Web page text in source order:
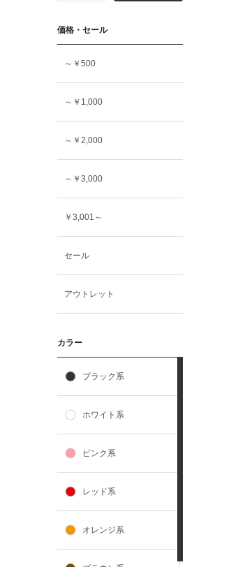
150cm
価格・セール
～￥500
～￥1,000
～￥2,000
～￥3,000
￥3,001～
セール
アウトレット
カラー
ブラック系
ホワイト系
ピンク系
レッド系
オレンジ系